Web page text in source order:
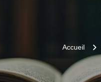
Accueil